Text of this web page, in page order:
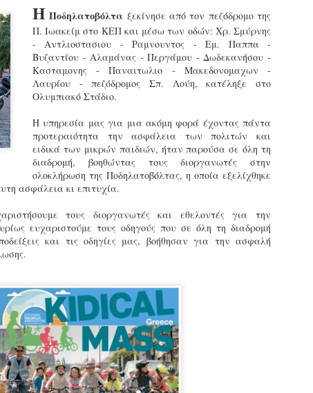
Η Ποδηλατοβόλτα ξεκίνησε από τον πεζόδρομο της
Π. Ιωακείμ στο ΚΕΠ και μέσω των οδών: Χρ. Σμύρνης
- Αντλιοστασιου - Ραμνουντος - Εμ. Παππα -
Βυζαντίου - Αλαμάνας - Περγάμου - Δωδεκανήσου -
Κασταμονης - Παναιτωλιο - Μακεδονομαχων -
Λαυρίου - πεζόδρομος Σπ. Λούη, κατέληξε στο
Ολυμπιακό Στάδιο.
Η υπηρεσία μας για μια ακόμη φορά έχοντας πάντα
προτεραιότητα την ασφάλεια των πολιτών και
ειδικά των μικρών παιδιών, ήταν παρούσα σε όλη τη
διαδρομή, βοηθώντας τους διοργανωτές στην
ολοκλήρωση της Ποδηλατοβόλτας, η οποία εξελίχθηκε
ασφάλεια κι επιτυχία.
τους διοργανωτές και εθελοντές για την
ευχαριστούμε τους οδηγούς που σε όλη τη διαδρομή
και τις οδηγίες μας, βοήθησαν για την ασφαλή
καθώς από την 1η
επιχειρησιακή
παρουσία του Δήμου
χώρους.
Η νέα υπηρεσία θα
εκπαιδευμένους
είναι έτοιμοι να
Στο πλαίσιο της
ολοκαίνουργια
τις περιπολίες και τις
στελεχών της υπηρεσίας.
JUN
Απολογισμός των
ελέγχων σε ιδιοκτήτες
JUN